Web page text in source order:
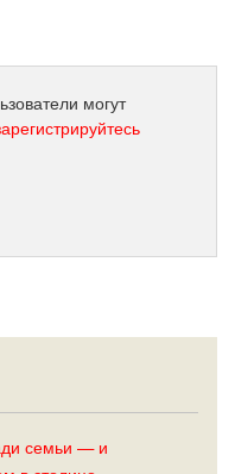
могут
семьи — и